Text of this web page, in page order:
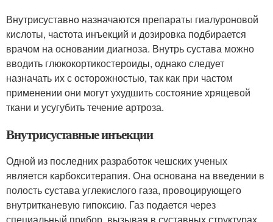
Внутрисуставно назначаются препараты гиалуроновой
кислоты, частота инъекций и дозировка подбирается
врачом на основании диагноза. Внутрь сустава можно
вводить глюкокортикостероиды, однако следует
назначать их с осторожностью, так как при частом
применении они могут ухудшить состояние хрящевой
ткани и усугубить течение артроза.
Внутрисуставные инъекции
Одной из последних разработок чешских ученых
является карбокситерапия. Она основана на введении в
полость сустава углекислого газа, провоцирующего
внутритканевую гипоксию. Газ подается через